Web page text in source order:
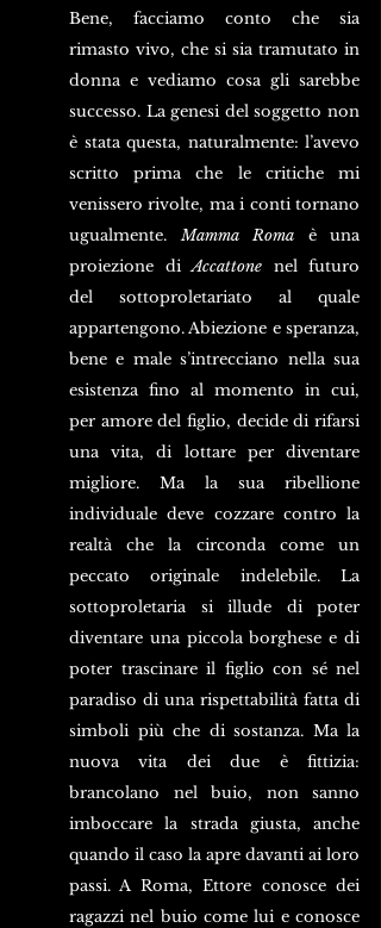
Bene, facciamo conto che sia
rimasto vivo, che si sia tramutato in
donna e vediamo cosa gli sarebbe
successo. La genesi del soggetto non
è stata questa, naturalmente: l’avevo
scritto prima che le critiche mi
venissero rivolte, ma i conti tornano
ugualmente. Mamma Roma è una
proiezione di Accattone nel futuro
del sottoproletariato al quale
appartengono. Abiezione e speranza,
bene e male s’intrecciano nella sua
esistenza fino al momento in cui,
per amore del figlio, decide di rifarsi
una vita, di lottare per diventare
migliore. Ma la sua ribellione
individuale deve cozzare contro la
realtà che la circonda come un
peccato originale indelebile. La
sottoproletaria si illude di poter
diventare una piccola borghese e di
poter trascinare il figlio con sé nel
paradiso di una rispettabilità fatta di
simboli più che di sostanza. Ma la
nuova vita dei due è fittizia:
brancolano nel buio, non sanno
imboccare la strada giusta, anche
quando il caso la apre davanti ai loro
passi. A Roma, Ettore conosce dei
ragazzi nel buio come lui e conosce